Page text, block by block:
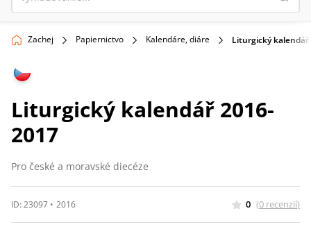
Zachej Papiernictvo Kalendáre, diáre Liturgický kalendář
Liturgický kalendář 2016-
2017
Pro české a moravské diecéze
ID: 23097 • 2016 0 (0 recenzií)